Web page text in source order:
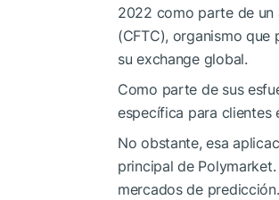
2022 como parte de un
(CFTC), organismo
su exchange global.
Como parte de sus
específica para clientes
No obstante, esa
principal de
mercados de predicción.